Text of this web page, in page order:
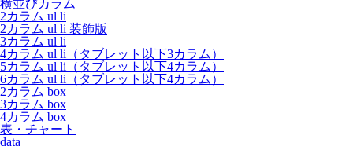
横並びカラム
2カラム ul li
2カラム ul li 装飾版
3カラム ul li
4カラム ul li（タブレット以下3カラム）
5カラム ul li（タブレット以下4カラム）
6カラム ul li（タブレット以下4カラム）
2カラム box
3カラム box
4カラム box
表・チャート
data